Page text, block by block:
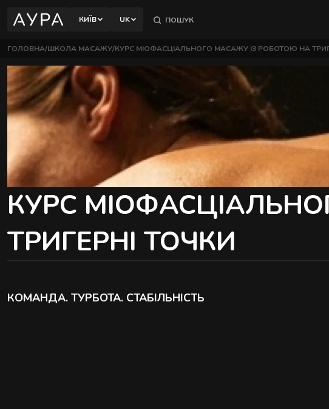
КИЇВ
КИЇВ ПОЛТАВА
ПЕЧЕРСЬКИЙ РАЙОН
вул. Євгена Коновальця, 32Б, Київ
ШЕВЧЕНКІВСЬКИЙ РАЙОН
вул. Назарівська, 1, Київ
UK
ГОЛОВНА ШКОЛА МАСАЖУ КУРС МІОФАСЦІАЛЬНОГО МАСАЖУ ІЗ РОБОТОЮ НА
КУРС
ТРИГЕРНІ ТОЧКИ
КОМАНДА. ТУРБОТА. СТАБІЛЬНІСТЬ